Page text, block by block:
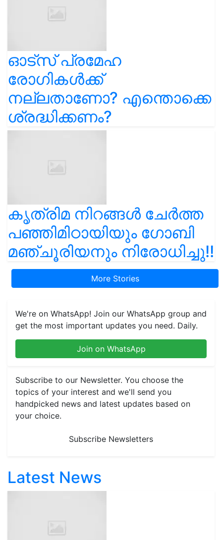
ഓട്സ് പ്രമേഹ
രോഗികൾക്ക്
നല്ലതാണോ? എന്തൊക്കെ
ശ്രദ്ധിക്കണം?
കൃത്രിമ നിറങ്ങൾ ചേർത്ത
പഞ്ഞിമിഠായിയും ഗോബി
മഞ്ചൂരിയനും നിരോധിച്ചു!!
More Stories
We're on WhatsApp! Join our WhatsApp group and
get the most important updates you need. Daily.
Join on WhatsApp
Subscribe to our Newsletter. You choose the
topics of your interest and we'll send you
handpicked news and latest updates based on
your choice.
Subscribe Newsletters
Latest News